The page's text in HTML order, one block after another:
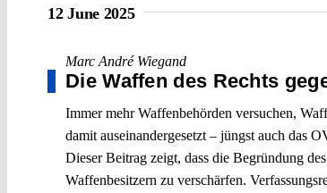
12 June 2025
Marc André Wiegand
Die Waffen des Rechts
Immer mehr Waffenbehörden versuchen,
damit auseinandergesetzt – jüngst auch das
Dieser Beitrag zeigt, dass die Begründung
Waffenbesitzern zu verschärfen.